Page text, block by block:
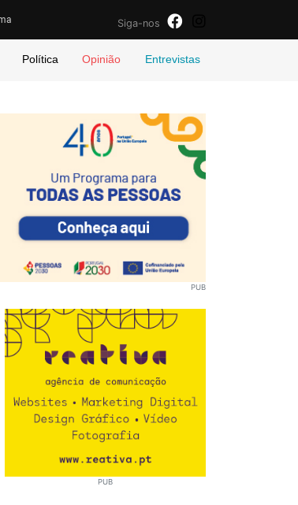
Siga-nos
Política Opinião Entrevistas
PUB
PUB